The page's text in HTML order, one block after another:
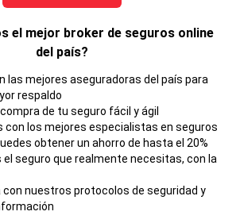
el mejor broker de seguros online
del país?
las mejores aseguradoras del país para
respaldo
de tu seguro fácil y ágil
con los mejores especialistas en seguros
obtener un ahorro de hasta el 20%
seguro que realmente necesitas, con la
con nuestros protocolos de seguridad y